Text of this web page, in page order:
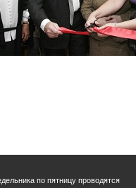
по пятницу проводятся